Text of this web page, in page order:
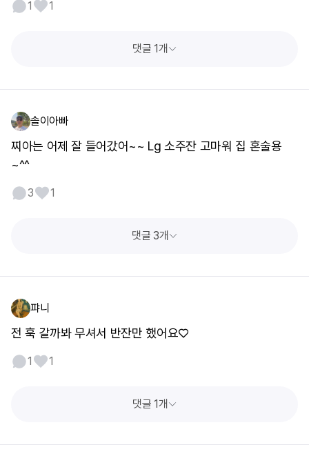
1 1
댓글 1개
솔이아빠
찌아는 어제 잘 들어갔어~~ Lg 소주잔 고마워 집 혼술용
~^^
3 1
댓글 3개
퍄니
전 훅 갈까봐 무셔서 반잔만 했어요♡
1 1
댓글 1개